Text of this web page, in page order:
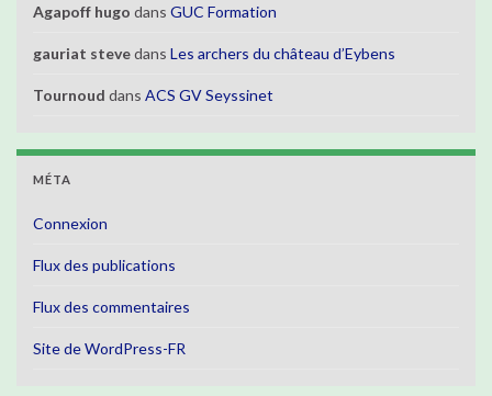
Agapoff hugo dans GUC Formation
gauriat stevedans Les archers du château d’Eybens
Tournoud dans ACS GV Seyssinet
MÉTA
Connexion
Flux des publications
Flux des commentaires
Site de WordPress-FR